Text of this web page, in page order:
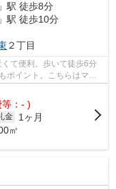
」駅 徒歩8分
」駅 徒歩10分
２丁目
て便利。歩いて徒歩6分
ポイント。こちらはマン
：- )
金
1ヶ月
㎡